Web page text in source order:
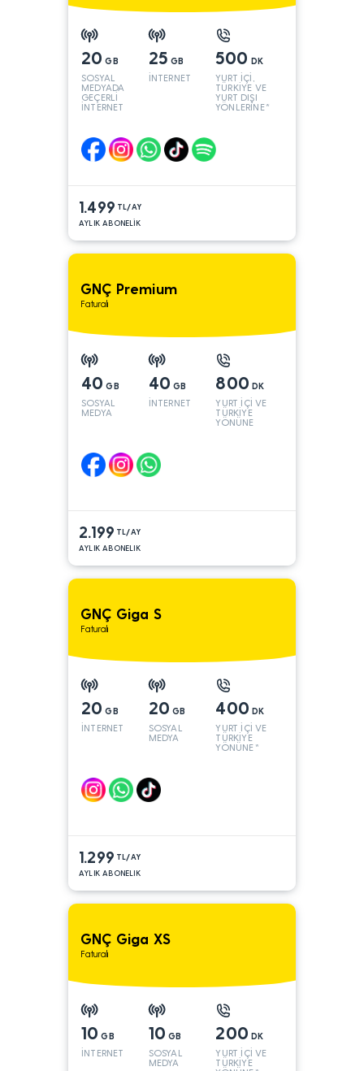
20 GB
SOSYAL
MEDYADA
GEÇERLİ
İNTERNET
25 GB
İNTERNET
500 DK
YURT İÇİ,
TÜRKİYE VE
YURT DIŞI
YÖNLERİNE*
1.499 TL/AY
AYLIK ABONELİK
GNÇ Premium
Faturalı
40 GB
SOSYAL
MEDYA
40 GB
İNTERNET
800 DK
YURT İÇİ VE
TÜRKİYE
YÖNÜNE
2.199 TL/AY
AYLIK ABONELIK
GNÇ Giga S
Faturalı
20 GB
İNTERNET
20 GB
SOSYAL
MEDYA
400 DK
YURT İÇİ VE
TÜRKİYE
YÖNÜNE*
1.299 TL/AY
AYLIK ABONELIK
GNÇ Giga XS
Faturalı
10 GB
İNTERNET
10 GB
SOSYAL
MEDYA
200 DK
YURT İÇİ VE
TÜRKİYE